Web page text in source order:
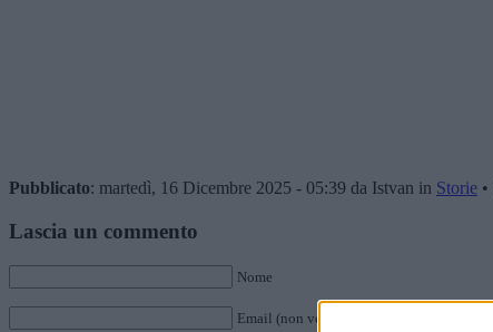
Pubblicato: martedì, 16 Dicembre 2025 - 05:39 da Istvan in Storie •
Lascia un commento
Nome
Email (non verrà pubblicata)